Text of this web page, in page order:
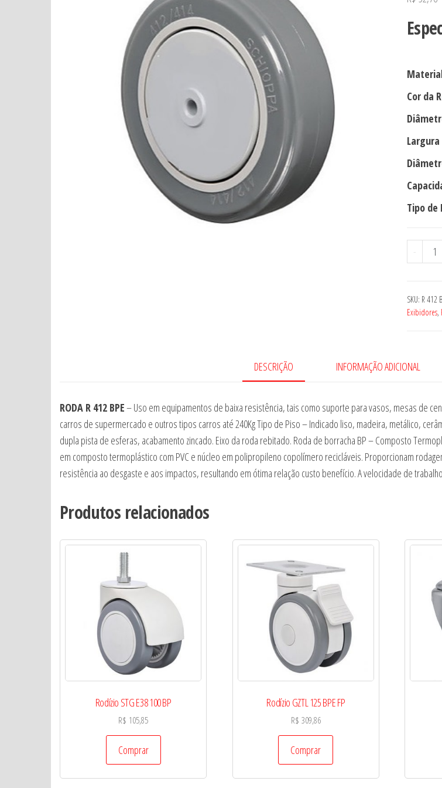
Cor da
Largura
Tipo de
-
Roda
R
BPE
SKU: R 412
Exibidores,
DESCRIÇÃO INFORMAÇÃO ADICIONAL
RODA R 412 BPE– Uso em equipamentos de baixa resistência, tais como suporte para vasos, mesas de
carros de supermercado e outros tipos carros até 240Kg Tipo de Piso – Indicado liso, madeira, metálico,
dupla pista de esferas, acabamento zincado. Eixo da roda rebitado. Roda de borracha BP – Composto
em composto termoplástico com PVC e núcleo em polipropileno copolímero recicláveis. Proporcionam
resistência ao desgaste e aos impactos, resultando em ótima relação custo benefício. A velocidade de
Produtos relacionados
Rodízio STG E38 100 BP
R$ 105,85
Comprar
Rodízio GZTL 125 BPE FP
R$ 309,86
Comprar